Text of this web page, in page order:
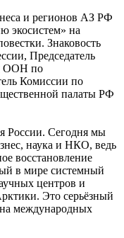
и регионов АЗ РФ
экосистем» на
Знаковость
Председатель
ООН по
Комиссии по
палаты РФ
России. Сегодня мы
наука и НКО, ведь
восстановление
в мире системный
центров и
Это серьёзный
на международных